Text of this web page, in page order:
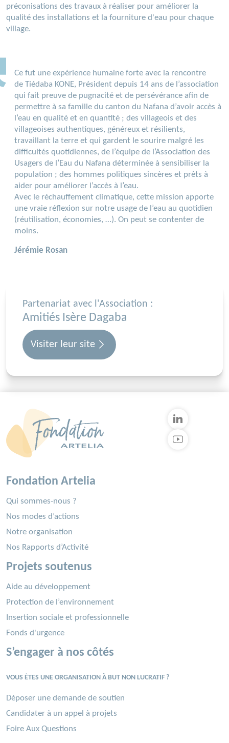
préconisations des travaux à réaliser pour améliorer la
qualité des installations et la fourniture d'eau pour chaque
village.
Ce fut une expérience humaine forte avec la rencontre
de Tiédaba KONE, Président depuis 14 ans de l’association
qui fait preuve de pugnacité et de persévérance afin de
permettre à sa famille du canton du Nafana d’avoir accès à
l’eau en qualité et en quantité ; des villageois et des
villageoises authentiques, généreux et résilients,
travaillant la terre et qui gardent le sourire malgré les
difficultés quotidiennes, de l’équipe de l’Association des
Usagers de l’Eau du Nafana déterminée à sensibiliser la
population ; des hommes politiques sincères et prêts à
aider pour améliorer l’accès à l’eau.
Avec le réchauffement climatique, cette mission apporte
une vraie réflexion sur notre usage de l’eau au quotidien
(réutilisation, économies, …). On peut se contenter de
moins.
Jérémie Rosan
Partenariat avec l'Association :
Amitiés Isère Dagaba
Visiter leur site
Fondation Artelia
Qui sommes-nous ?
Nos modes d’actions
Notre organisation
Nos Rapports d’Activité
Projets soutenus
Aide au développement
Protection de l’environnement
Insertion sociale et professionnelle
Fonds d'urgence
S’engager à nos côtés
VOUS ÊTES UNE ORGANISATION À BUT NON LUCRATIF ?
Déposer une demande de soutien
Candidater à un appel à projets
Foire Aux Questions